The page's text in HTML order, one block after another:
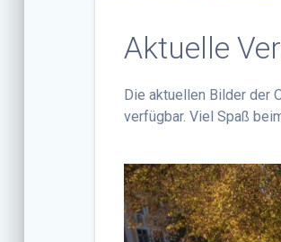
Aktuelle
Die aktuellen Bilder der
verfügbar. Viel Spaß